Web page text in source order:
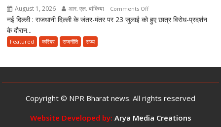
10
का
August 1, 2026 आर. एल. बांकिया Comments Offon
पीएम
छात्रा
का
वीडियो
वायरल,
नई दिल्ली : राजधानी दिल्ली के जंतर-मंतर पर 23 जुलाई को हुए छात्र विरोध-प्रदर्शन
के दौरान...
Featured करियर राजनीति राज्य
Copyright © NPR Bharat news. All rights reserved
Website Developed by: Arya Media Creations